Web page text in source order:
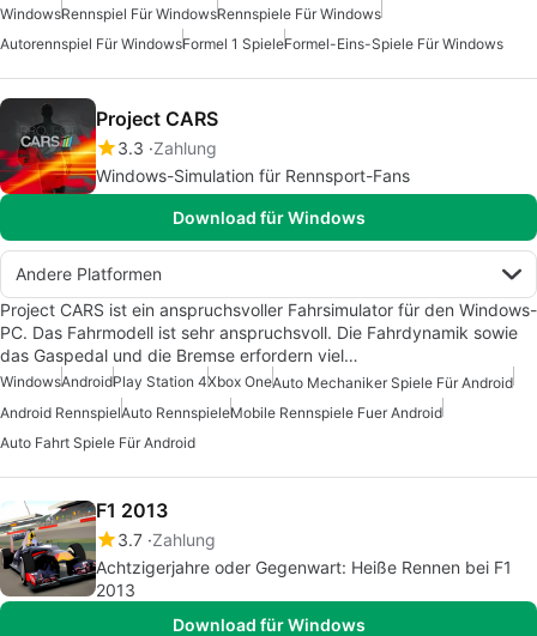
WindowsRennspiel Für WindowsRennspiele Für Windows
Autorennspiel Für WindowsFormel 1 SpieleFormel-Eins-Spiele Für Windows
Project CARS
3.3 Zahlung
Windows-Simulation für Rennsport-Fans
Download für Windows
Andere Platformen
Project CARS ist ein anspruchsvoller Fahrsimulator für den Windows-
PC. Das Fahrmodell ist sehr anspruchsvoll. Die Fahrdynamik sowie
das Gaspedal und die Bremse erfordern viel…
WindowsAndroidPlay Station 4Xbox OneAuto Mechaniker Spiele Für Android
Android RennspielAuto RennspieleMobile Rennspiele Fuer Android
Auto Fahrt Spiele Für Android
F1 2013
3.7 Zahlung
Achtzigerjahre oder Gegenwart: Heiße Rennen bei F1
2013
Download für Windows